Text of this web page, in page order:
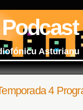
Asturianu
4